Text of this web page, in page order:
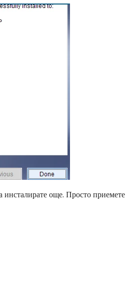
още. Просто приемете